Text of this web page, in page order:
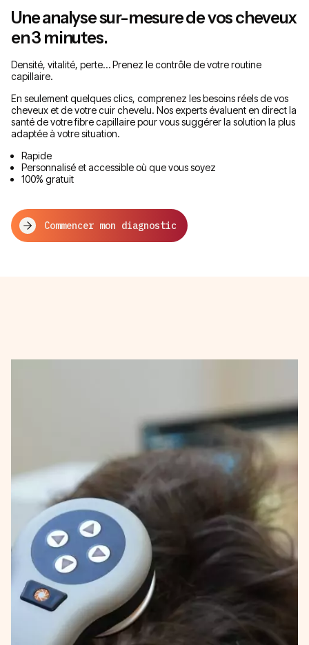
Une analyse sur-mesure de vos cheveux
en 3 minutes.
Densité, vitalité, perte… Prenez le contrôle de votre routine
capillaire.
En seulement quelques clics, comprenez les besoins réels de vos
cheveux et de votre cuir chevelu. Nos experts évaluent en direct la
santé de votre fibre capillaire pour vous suggérer la solution la plus
adaptée à votre situation.
Rapide
Personnalisé et accessible où que vous soyez
100% gratuit
Commencer mon diagnostic